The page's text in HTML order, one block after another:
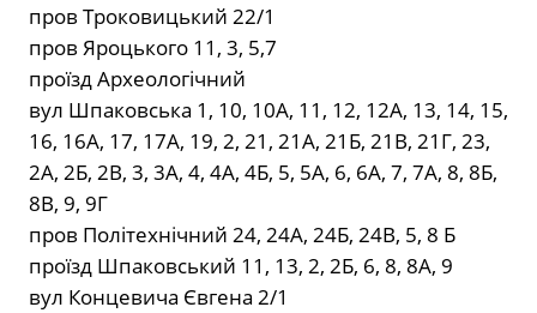
пров Троковицький 22/1
пров Яроцького 11, 3, 5,7
проїзд Археологічний
вул Шпаковська 1, 10, 10А, 11, 12, 12А, 13, 14, 15,
16, 16А, 17, 17А, 19, 2, 21, 21А, 21Б, 21В, 21Г, 23,
2А, 2Б, 2В, 3, 3А, 4, 4А, 4Б, 5, 5А, 6, 6А, 7, 7А, 8, 8Б,
8В, 9, 9Г
пров Політехнічний 24, 24А, 24Б, 24В, 5, 8 Б
проїзд Шпаковський 11, 13, 2, 2Б, 6, 8, 8А, 9
вул Концевича Євгена 2/1